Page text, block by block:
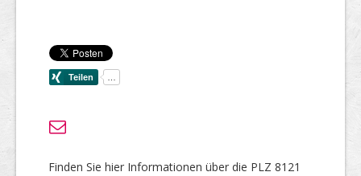
Finden Sie hier Informationen über die PLZ 8121